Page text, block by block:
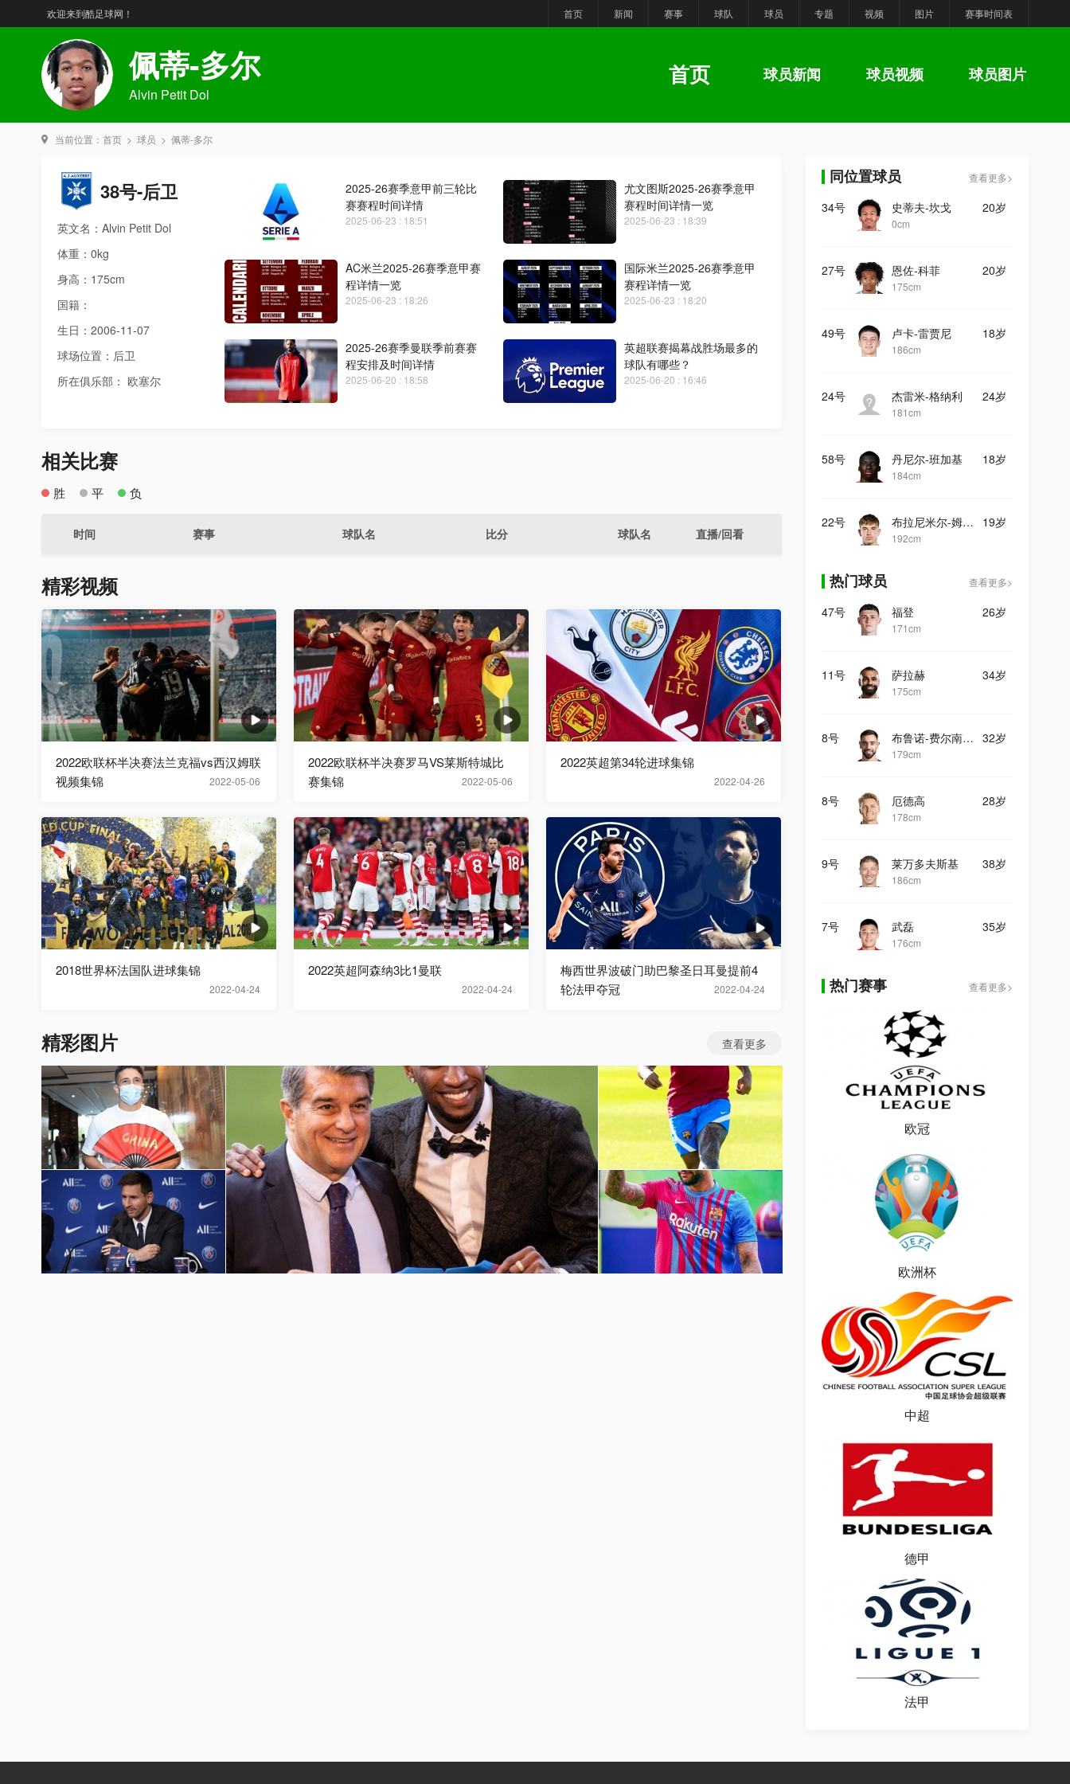
欢迎来到酷足球网！ 首页 新闻 赛事 球队 球员 专题 视频 图片 赛事时间表
佩蒂-多尔
Alvin Petit Dol
首页 球员新闻 球员视频 球员图片
当前位置： 首页 > 球员 > 佩蒂-多尔
38号-后卫
英文名：Alvin Petit Dol
体重：0kg
身高：175cm
国籍：
生日：2006-11-07
球场位置：后卫
所在俱乐部： 欧塞尔
2025-26赛季意甲前三轮比
赛赛程时间详情
2025-06-23 : 18:51
尤文图斯2025-26赛季意甲
赛程时间详情一览
2025-06-23 : 18:39
AC米兰2025-26赛季意甲赛
程详情一览
2025-06-23 : 18:26
国际米兰2025-26赛季意甲
赛程详情一览
2025-06-23 : 18:20
2025-26赛季曼联季前赛赛
程安排及时间详情
2025-06-20 : 18:58
英超联赛揭幕战胜场最多的
球队有哪些？
2025-06-20 : 16:46
相关比赛
胜 平 负
时间 赛事 球队名 比分 球队名 直播/回看
精彩视频
2022-05-06
2022欧联杯半决赛法兰克福vs西汉姆联
视频集锦
2022-05-06
2022欧联杯半决赛罗马VS莱斯特城比
赛集锦
2022-04-26
2022英超第34轮进球集锦
2022-04-24
2018世界杯法国队进球集锦
2022-04-24
2022英超阿森纳3比1曼联
2022-04-24
梅西世界波破门助巴黎圣日耳曼提前4
轮法甲夺冠
精彩图片 查看更多
国足世预赛12强赛图片 巴萨球员赛季前训练图片
同位置球员 查看更多>
34号 20岁
史蒂夫-坎戈
0cm
27号 20岁
恩佐-科菲
175cm
49号 18岁
卢卡-雷贾尼
186cm
24号 24岁
杰雷米-格纳利
181cm
58号 18岁
丹尼尔-班加基
184cm
22号 19岁
布拉尼米尔-姆拉契奇
192cm
热门球员 查看更多>
47号 26岁
福登
171cm
11号 34岁
萨拉赫
175cm
8号 32岁
布鲁诺-费尔南德斯
179cm
8号 28岁
厄德高
178cm
9号 38岁
莱万多夫斯基
186cm
7号 35岁
武磊
176cm
热门赛事 查看更多>
欧冠
欧洲杯
中超
德甲
法甲